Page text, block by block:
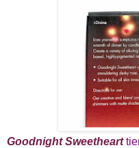
Goodnight Sweetheart